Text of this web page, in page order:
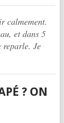
calmement.
et dans 5
reparle. Je
? ON